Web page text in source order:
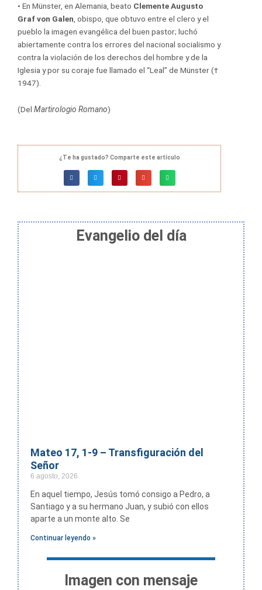
• En Münster, en Alemania, beato Clemente Augusto
Graf von Galen , obispo, que obtuvo entre el clero y el
pueblo la imagen evangélica del buen pastor; luchó
abiertamente contra los errores del nacional socialismo y
contra la violación de los derechos del hombre y de la
Iglesia y por su coraje fue llamado el “Leal” de Münster (†
1947).
(Del Martirologio Romano)
¿Te ha gustado? Comparte este artículo
Evangelio del día
Mateo 17, 1-9 – Transfiguración del
Señor
6 agosto, 2026
En aquel tiempo, Jesús tomó consigo a Pedro, a
Santiago y a su hermano Juan, y subió con ellos
aparte a un monte alto. Se
Continuar leyendo »
Imagen con mensaje